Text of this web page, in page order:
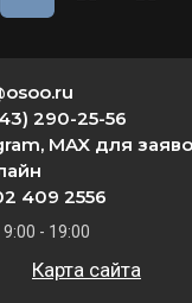
290-25-56
MAX для
409 2556
- 19:00
Карта сайта